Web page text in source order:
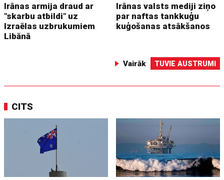
Irānas armija draud ar
"skarbu atbildi" uz
Izraēlas uzbrukumiem
Libānā
Irānas valsts mediji ziņo
par naftas tankkuģu
kuģošanas atsākšanos
Vairāk TUVIE AUSTRUMI
CITS